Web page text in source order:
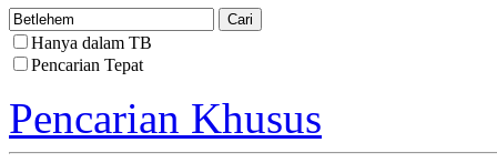
Hanya dalam TB
Pencarian Tepat
Pencarian Khusus